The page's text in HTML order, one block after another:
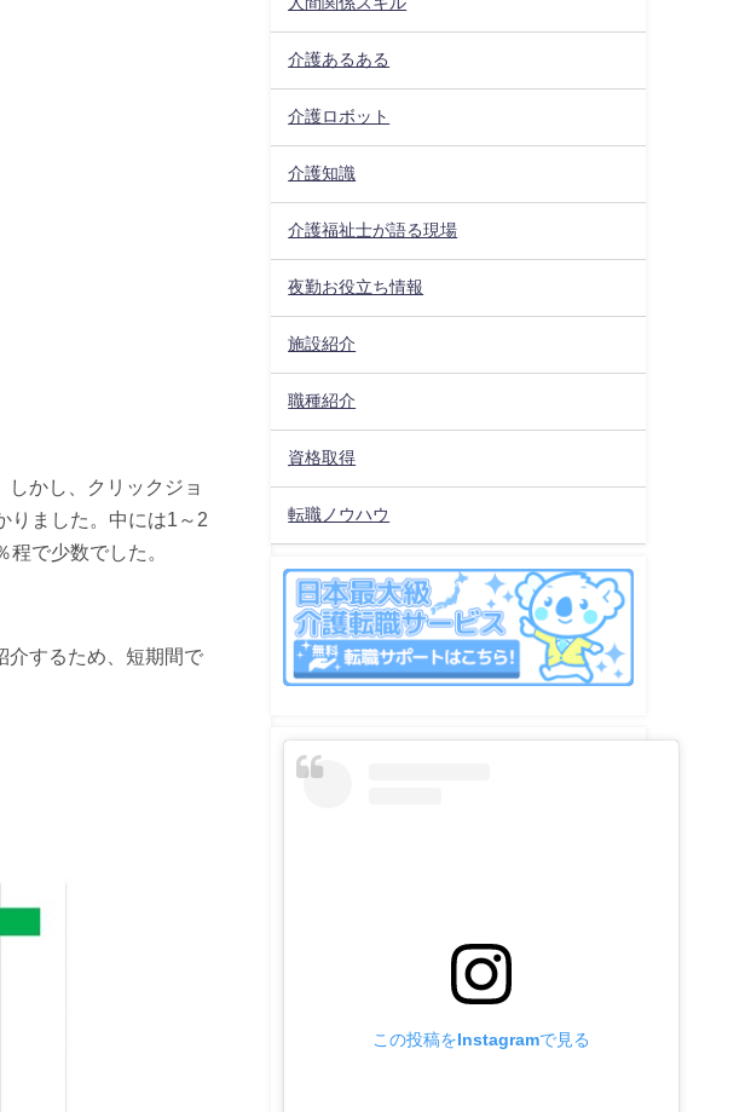
しかし、クリックジョ
りました。中には1～2
で少数でした。
介するため、短期間で
介護あるある
介護ロボット
介護知識
介護福祉士が語る現場
夜勤お役立ち情報
施設紹介
職種紹介
資格取得
転職ノウハウ
この投稿をInstagramで見る